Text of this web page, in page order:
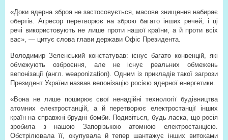
«Доки ядерна зброя не застосовується, масове знищення набирає
обертів. Агресор перетворює на зброю багато інших речей, і ці
речі використовують не лише проти нашої країни, а й проти всіх
вас», — цитує слова глави держави Офіс Президента.
Володимир Зеленський констатував: існує багато конвенцій, які
обмежують озброєння, але не існує реальних обмежень
вепонізації (англ. weaponization). Одним із прикладів такої загрози
Президент України назвав вепонізацію росією ядерної енергетики.
«Вона не лише поширює свої ненадійні технології будівництва
атомних електростанцій, а й перетворює електростанції інших
країн на справжні брудні бомби. Подивіться, будь ласка, що росія
зробила з нашою Запорізькою атомною електростанцією.
Обстрілювала її, окупувала й тепер шантажує інших витоками